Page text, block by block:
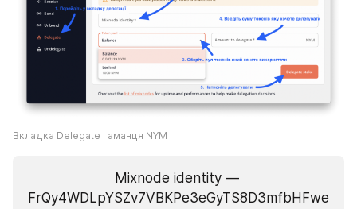
Вкладка Delegate гаманця NYM
Mixnode identity —
FrQy4WDLpYSZv7VBKPe3eGyTS8D3mfbHFwe